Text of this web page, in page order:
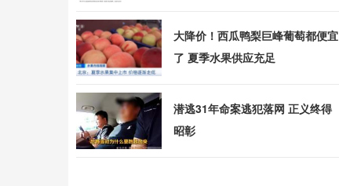
大降价！西瓜鸭梨巨峰葡萄都便宜
了 夏季水果供应充足
潜逃31年命案逃犯落网 正义终得
昭彰